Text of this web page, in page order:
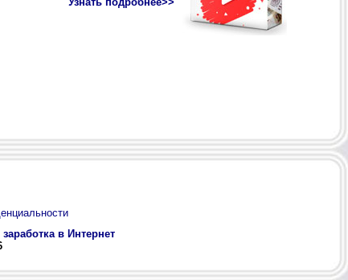
в Интернет